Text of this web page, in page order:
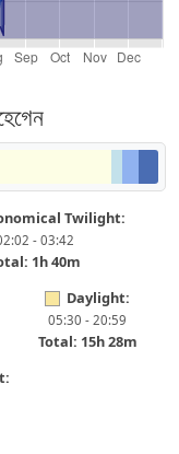
Twilight:
- 03:42
1h 40m
Daylight:
05:30 - 20:59
Total: 15h 28m